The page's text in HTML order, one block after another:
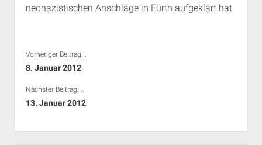
neonazistischen Anschläge in Fürth aufgeklärt hat.
Vorheriger Beitrag...
8. Januar 2012
Nächster Beitrag...
13. Januar 2012